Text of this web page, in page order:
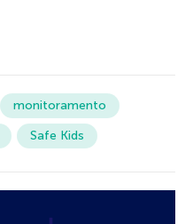
monitoramento
Safe Kids